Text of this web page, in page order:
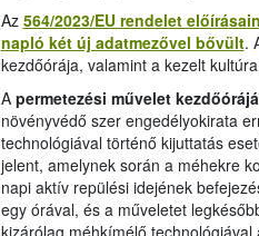
Az 564/2023/EU rendelet
napló két új adatmezővel bővült.
kezdőórája, valamint a kezelt
A permetezési művelet
növényvédő szer engedélyokirata
technológiával történő kijuttatás
jelent, amelynek során a méhekre
napi aktív repülési idejének
egy órával, és a műveletet